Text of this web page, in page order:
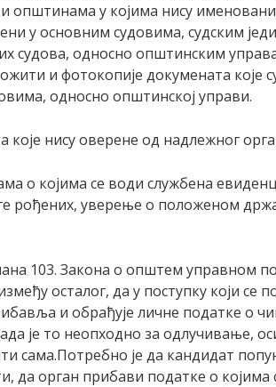
општинама у којима нису
у основним судовима, судским
судова, односно општинским
и фотокопије докумената које
односно општинскоj управи.
које нису оверене од надлежног
о којима се води службена
рођених, уверење о положеном
103. Закона о општем управном
осталог, да у поступку који се
и обрађује личне податке о
је то неопходно за одлучивање,
сама.Потребно је да кандидат
да орган прибави податке о